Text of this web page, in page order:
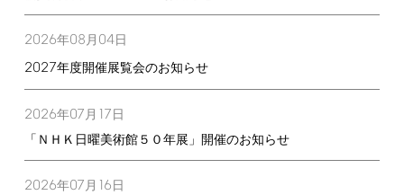
2026年08月 04日
2027年度開催展覧会のお知らせ
2026年07月 17日
「ＮＨＫ日曜美術館５０年展」開催のお知らせ
2026年07月 16日